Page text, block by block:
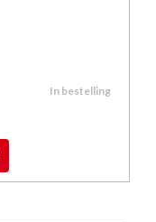
In bestelling